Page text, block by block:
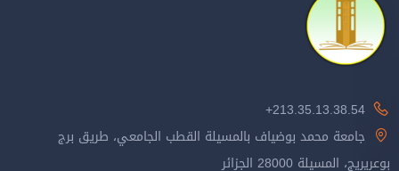
213.35.13.38.54+
جامعة محمد بوضياف بالمسيلة القطب الجامعي، طريق برج
بوعريريج، المسيلة 28000 الجزائر